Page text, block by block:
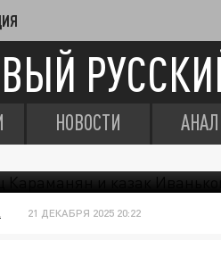
НОВОСТИ
21 ДЕКАБРЯ 2025 20:22